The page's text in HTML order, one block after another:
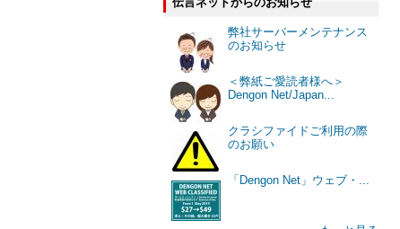
弊社サーバーメンテナンス
のお知らせ
＜弊紙ご愛読者様へ＞
Dengon Net/Japan...
クラシファイドご利用の際
のお願い
「Dengon Net」ウェブ・...